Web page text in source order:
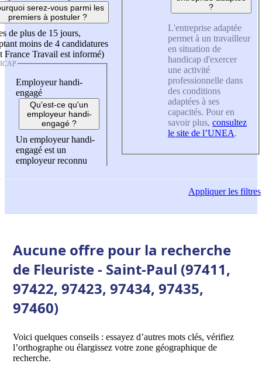
serez-vous parmi les
premiers à postuler ?
de plus de 15 jours,
moins de 4 candidatures
France Travail est informé)
Employeur handi-
engagé
Qu'est-ce qu'un
employeur handi-
engagé ?
Un employeur handi-
engagé est un
employeur reconnu
?
L'entreprise adaptée
permet à un travailleur
en situation de
handicap d'exercer
une activité
professionnelle dans
des conditions
adaptées à ses
capacités. Pour en
savoir plus, consultez
le site de l’UNEA.
Appliquerles filtres
Aucune offre pour la recherche
de Fleuriste - Saint-Paul (97411,
97422, 97423, 97434, 97435,
97460)
Voici quelques conseils : essayez d’autres mots clés, vérifiez
l’orthographe ou élargissez votre zone géographique de
recherche.